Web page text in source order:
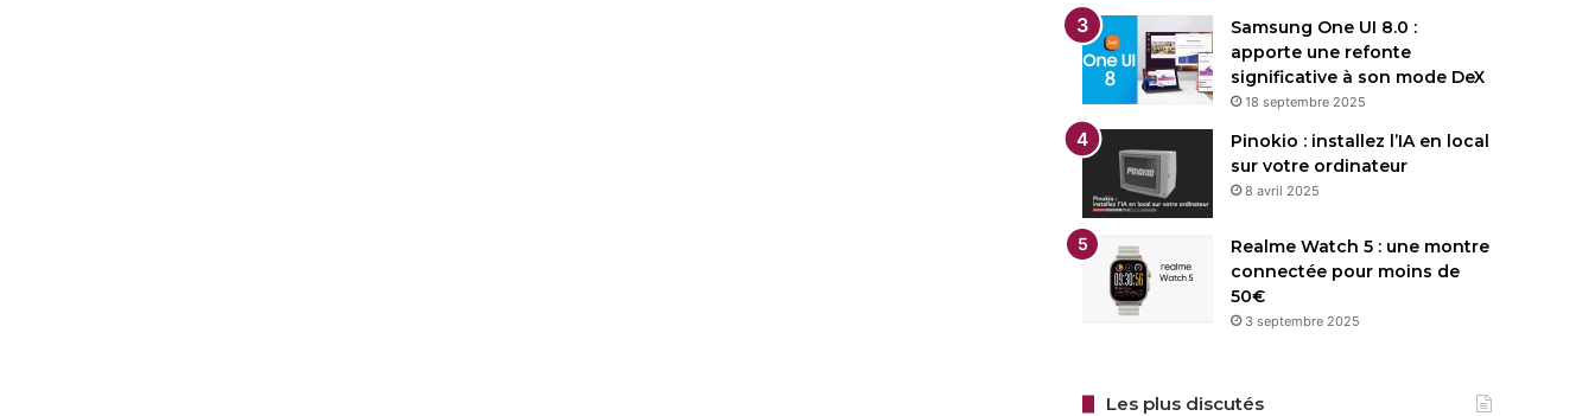
Samsung One UI 8.0 :
apporte une refonte
significative à son mode DeX
18 septembre 2025
Pinokio : installez l’IA en local
sur votre ordinateur
8 avril 2025
Realme Watch 5 : une montre
connectée pour moins de
50€
3 septembre 2025
Les plus discutés